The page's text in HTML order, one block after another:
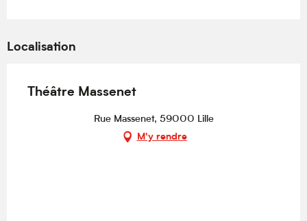
Localisation
Théâtre Massenet
Rue Massenet, 59000 Lille
M'y rendre